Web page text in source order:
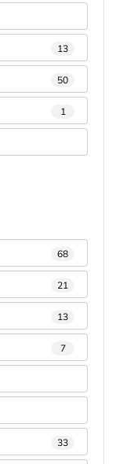
13
50
1
68
21
13
7
33